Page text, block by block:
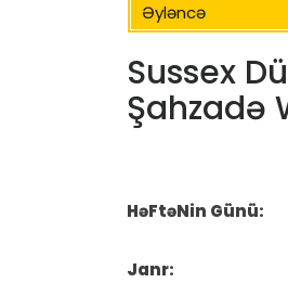
Əyləncə
Sussex
Şahzadə
HəFtəNin Günü:
Janr: